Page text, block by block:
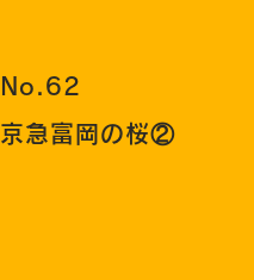
No.62
京急富岡の桜②